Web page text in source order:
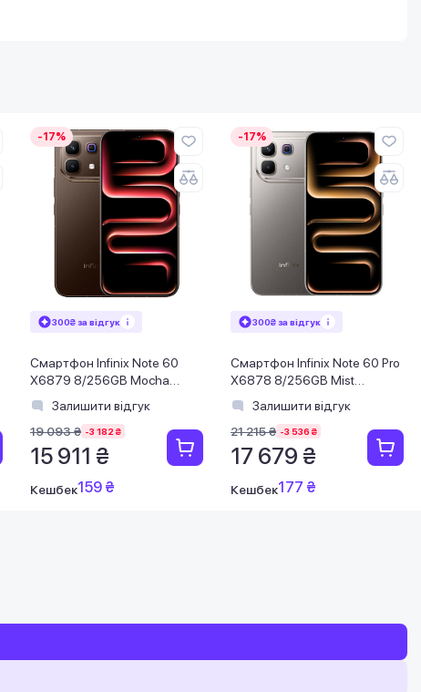
-17%
300₴ за відгук
Смартфон Infinix Note 60
X6879 8/256GB Mocha
Brown
Залишити відгук
19 093 ₴ -3 182 ₴
15 911 ₴
Кешбек159 ₴
-17%
300₴ за відгук
Смартфон Infinix Note 60 Pro
X6878 8/256GB Mist
Titanium
Залишити відгук
21 215 ₴ -3 536 ₴
17 679 ₴
Кешбек177 ₴